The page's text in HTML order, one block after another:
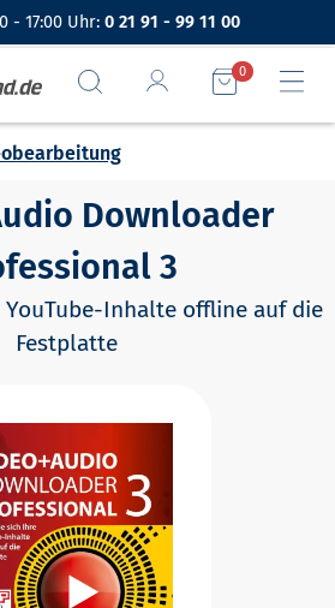
- 17:00 Uhr: 0 21 91 - 99 11 00
0
Downloader
3
YouTube-Inhalte offline auf die
Festplatte